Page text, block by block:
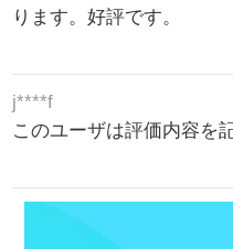
ります。好評です。
j****f
このユーザは評価内容を